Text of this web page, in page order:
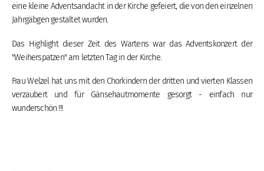
eine kleine Adventsandacht in der Kirche gefeiert, die von den einzelnen
Jahrgäbgen gestaltet wurden.
Das Highlight dieser Zeit des Wartens war das Adventskonzert der
"Weiherspatzen" am letzten Tag in der Kirche.
Frau Welzel hat uns mit den Chorkindern der dritten und vierten Klassen
verzaubert und für Gänsehautmomente gesorgt - einfach nur
wunderschön !!!